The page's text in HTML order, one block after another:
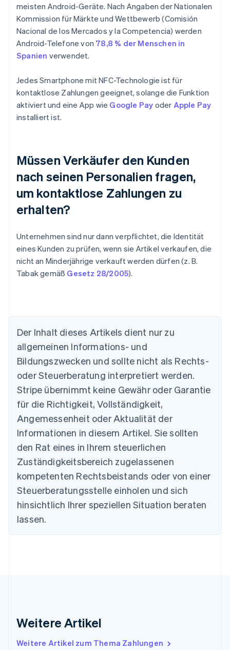
meisten Android-Geräte. Nach Angaben der Nationalen
Kommission für Märkte und Wettbewerb (Comisión
Nacional de los Mercados y la Competencia) werden
Android-Telefone von 78,8 % der Menschen in
Spanien verwendet.
Jedes Smartphone mit NFC-Technologie ist für
kontaktlose Zahlungen geeignet, solange die Funktion
aktiviert und eine App wie Google Pay oder Apple Pay
installiert ist.
Müssen Verkäufer den Kunden
nach seinen Personalien fragen,
um kontaktlose Zahlungen zu
erhalten?
Unternehmen sind nur dann verpflichtet, die Identität
eines Kunden zu prüfen, wenn sie Artikel verkaufen, die
nicht an Minderjährige verkauft werden dürfen (z. B.
Tabak gemäß Gesetz 28/2005).
Der Inhalt dieses Artikels dient nur zu
allgemeinen Informations- und
Bildungszwecken und sollte nicht als Rechts-
oder Steuerberatung interpretiert werden.
Stripe übernimmt keine Gewähr oder Garantie
für die Richtigkeit, Vollständigkeit,
Angemessenheit oder Aktualität der
Informationen in diesem Artikel. Sie sollten
den Rat eines in Ihrem steuerlichen
Zuständigkeitsbereich zugelassenen
kompetenten Rechtsbeistands oder von einer
Steuerberatungsstelle einholen und sich
hinsichtlich Ihrer speziellen Situation beraten
lassen.
Weitere Artikel
Weitere Artikel zum Thema Zahlungen
Australien
English
Belgien
Nederlands Français DeutschEnglish
Brasilien
PortuguêsEnglish
English
Dänemark
English
Deutschland
Deutsch English
Estland
Festlandchina
简体中文English
Finnland
English
Frankreich
Irland
Italien